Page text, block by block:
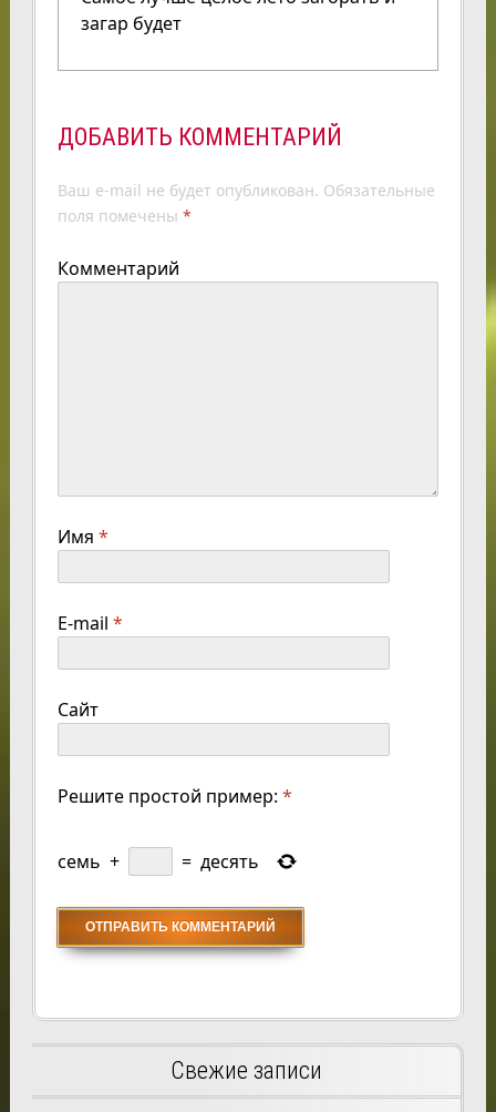
загар будет
ДОБАВИТЬ КОММЕНТАРИЙ
Ваш e-mail не будет опубликован. Обязательные
поля помечены *
Комментарий
Имя *
E-mail *
Сайт
Решите простой пример: *
семь + = десять
Свежие записи